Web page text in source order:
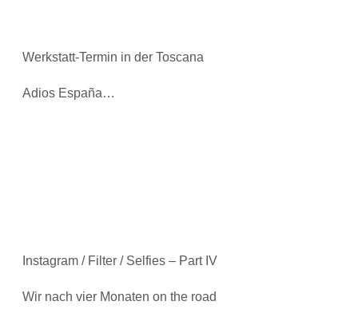
Werkstatt-Termin in der Toscana
Adios España…
Instagram / Filter / Selfies – Part IV
Wir nach vier Monaten on the road